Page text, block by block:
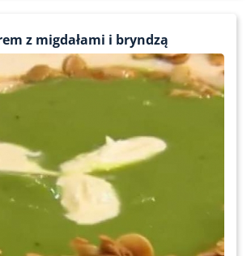
z migdałami i bryndzą